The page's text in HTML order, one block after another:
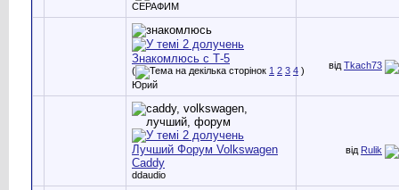
СЕРАФИМ
Знакомлюсь с Т-5
( 1 2 3 4 )
Юрий
від Tkach73
Лучший Форум Volkswagen
Caddy
ddaudio
від Rulik